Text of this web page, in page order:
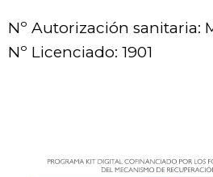
Nº Autorización sanitaria:
Nº Licenciado: 1901